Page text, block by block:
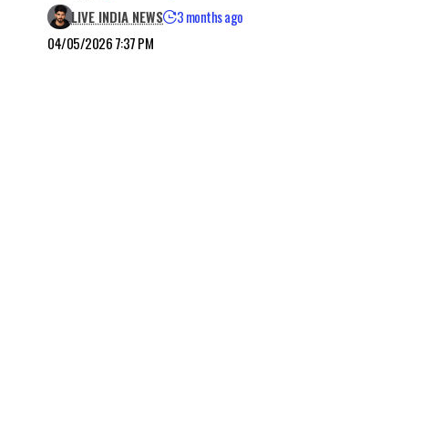
04/05/2026 7:37 PM
LIVE INDIA NEWS 3 months ago